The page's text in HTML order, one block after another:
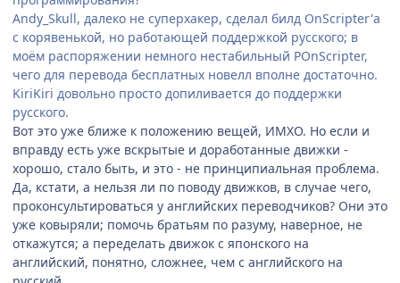
Andy_Skull, далеко не суперхакер, сделал билд OnScripter'а
с корявенькой, но работающей поддержкой русского; в
моём распоряжении немного нестабильный POnScripter,
чего для перевода бесплатных новелл вполне достаточно.
KiriKiri довольно просто допиливается до поддержки
русского.
Вот это уже ближе к положению вещей, ИМХО. Но если и
вправду есть уже вскрытые и доработанные движки -
хорошо, стало быть, и это - не принципиальная проблема.
Да, кстати, а нельзя ли по поводу движков, в случае чего,
проконсультироваться у английских переводчиков? Они это
уже ковыряли; помочь братьям по разуму, наверное, не
откажутся; а переделать движок с японского на
английский, понятно, сложнее, чем с английского на